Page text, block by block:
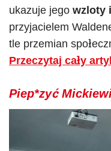
ukazuje jego wzloty
przyjacielem
tle przemian
Przeczytaj cały
Piep*zyć